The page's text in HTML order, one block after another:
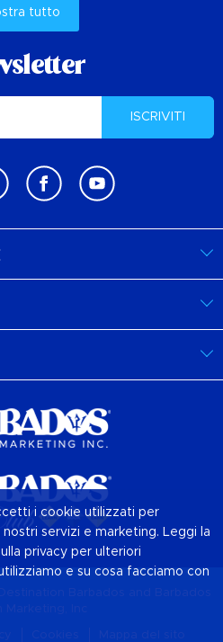
tutto
ISCRIVITI
Marketing, Inc
i cookie utilizzati per
servizi e marketing. Leggi la
privacy per ulteriori
e su cosa facciamo con